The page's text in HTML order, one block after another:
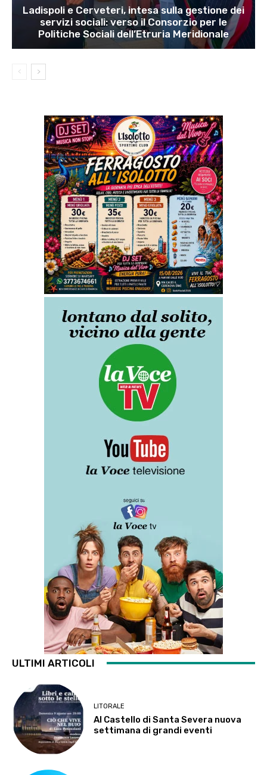
Ladispoli e Cerveteri, intesa sulla gestione dei
servizi sociali: verso il Consorzio per le
Politiche Sociali dell’Etruria Meridionale
ULTIMI ARTICOLI
LITORALE
Al Castello di Santa Severa nuova
settimana di grandi eventi